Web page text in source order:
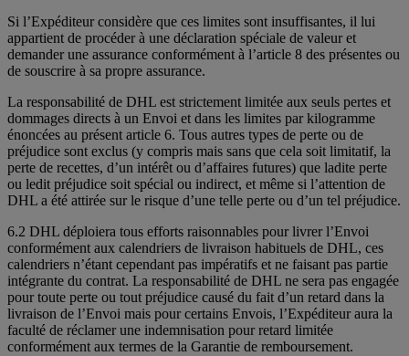
Si l’Expéditeur considère que ces limites sont insuffisantes, il lui
appartient de procéder à une déclaration spéciale de valeur et
demander une assurance conformément à l’article 8 des présentes ou
de souscrire à sa propre assurance.
La responsabilité de DHL est strictement limitée aux seuls pertes et
dommages directs à un Envoi et dans les limites par kilogramme
énoncées au présent article 6. Tous autres types de perte ou de
préjudice sont exclus (y compris mais sans que cela soit limitatif, la
perte de recettes, d’un intérêt ou d’affaires futures) que ladite perte
ou ledit préjudice soit spécial ou indirect, et même si l’attention de
DHL a été attirée sur le risque d’une telle perte ou d’un tel préjudice.
6.2 DHL déploiera tous efforts raisonnables pour livrer l’Envoi
conformément aux calendriers de livraison habituels de DHL, ces
calendriers n’étant cependant pas impératifs et ne faisant pas partie
intégrante du contrat. La responsabilité de DHL ne sera pas engagée
pour toute perte ou tout préjudice causé du fait d’un retard dans la
livraison de l’Envoi mais pour certains Envois, l’Expéditeur aura la
faculté de réclamer une indemnisation pour retard limitée
conformément aux termes de la Garantie de remboursement.